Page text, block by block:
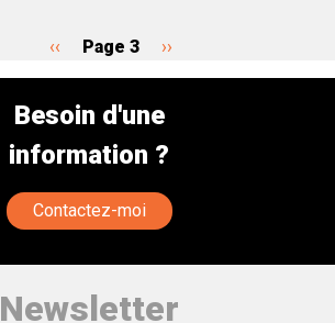
Page
‹‹ Page 3
Page
››
Besoin d'une
information ?
Contactez-moi
Newsletter